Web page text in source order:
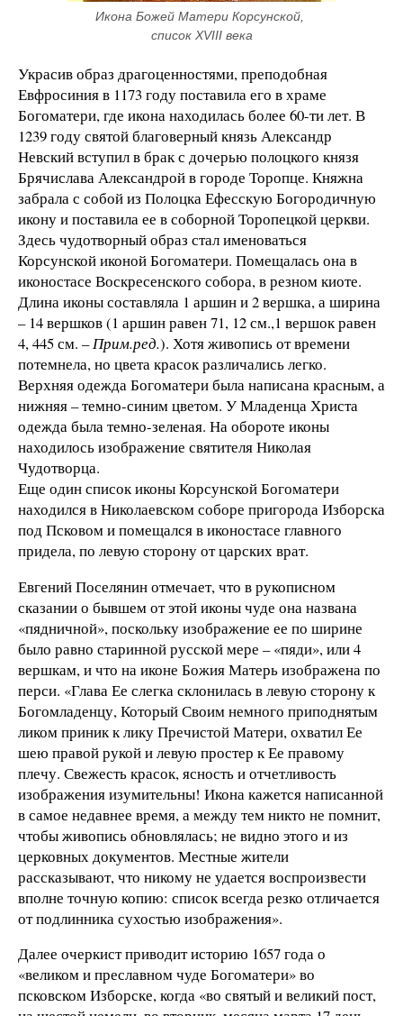
Икона Божей Матери Корсунской,
список XVIII века
Украсив образ драгоценностями, преподобная
Евфросиния в 1173 году поставила его в храме
Богоматери, где икона находилась более 60-ти лет. В
1239 году святой благоверный князь Александр
Невский вступил в брак с дочерью полоцкого князя
Брячислава Александрой в городе Торопце. Княжна
забрала с собой из Полоцка Ефесскую Богородичную
икону и поставила ее в соборной Торопецкой церкви.
Здесь чудотворный образ стал именоваться
Корсунской иконой Богоматери. Помещалась она в
иконостасе Воскресенского собора, в резном киоте.
Длина иконы составляла 1 аршин и 2 вершка, а ширина
– 14 вершков (1 аршин равен 71, 12 см.,1 вершок равен
4, 445 см. –Прим.ред.). Хотя живопись от времени
потемнела, но цвета красок различались легко.
Верхняя одежда Богоматери была написана красным, а
нижняя – темно-синим цветом. У Младенца Христа
одежда была темно-зеленая. На обороте иконы
находилось изображение святителя Николая
Чудотворца.
Еще один список иконы Корсунской Богоматери
находился в Николаевском соборе пригорода Изборска
под Псковом и помещался в иконостасе главного
придела, по левую сторону от царских врат.
Евгений Поселянин отмечает, что в рукописном
сказании о бывшем от этой иконы чуде она названа
«пядничной», поскольку изображение ее по ширине
было равно старинной русской мере – «пяди», или 4
вершкам, и что на иконе Божия Матерь изображена по
перси. «Глава Ее слегка склонилась в левую сторону к
Богомладенцу, Который Своим немного приподнятым
ликом приник к лику Пречистой Матери, охватил Ее
шею правой рукой и левую простер к Ее правому
плечу. Свежесть красок, ясность и отчетливость
изображения изумительны! Икона кажется написанной
в самое недавнее время, а между тем никто не помнит,
чтобы живопись обновлялась; не видно этого и из
церковных документов. Местные жители
рассказывают, что никому не удается воспроизвести
вполне точную копию: список всегда резко отличается
от подлинника сухостью изображения».
Далее очеркист приводит историю 1657 года о
«великом и преславном чуде Богоматери» во
псковском Изборске, когда «во святый и великий пост,